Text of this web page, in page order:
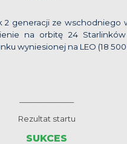
2 generacji ze wschodniego
na orbitę 24 Starlinków
wyniesionej na LEO (18 500
Rezultat startu
SUKCES